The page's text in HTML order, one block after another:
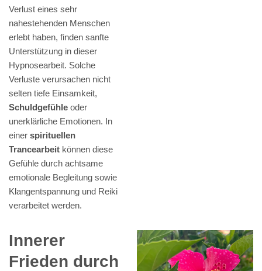
Verlust eines sehr
nahestehenden Menschen
erlebt haben, finden sanfte
Unterstützung in dieser
Hypnosearbeit. Solche
Verluste verursachen nicht
selten tiefe Einsamkeit,
Schuldgefühle oder
unerklärliche Emotionen. In
einer spirituellen
Trancearbeit können diese
Gefühle durch achtsame
emotionale Begleitung sowie
Klangentspannung und Reiki
verarbeitet werden.
Innerer
Frieden durch